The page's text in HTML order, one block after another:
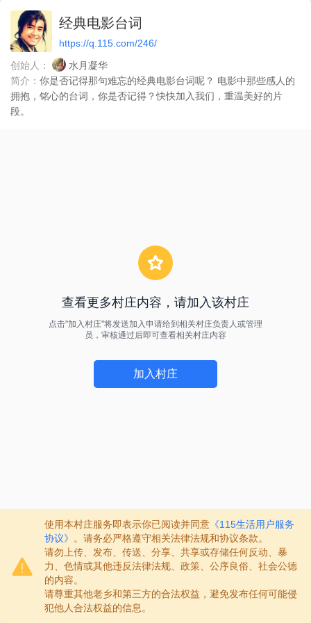
经典电影台词
https://q.115.com/246/
创始人：
水月凝华
简介： 你是否记得那句难忘的经典电影台词呢？ 电影中那些感人的
拥抱，铭心的台词，你是否记得？快快加入我们，重温美好的片
段。
查看更多村庄内容，请加入该村庄
点击"加入村庄"将发送加入申请给到相关村庄负责人或管理
员，审核通过后即可查看相关村庄内容
加入村庄
使用本村庄服务即表示你已阅读并同意 《115生活用户服务
协议》
。请务必严格遵守相关法律法规和协议条款。
请勿上传、发布、传送、分享、共享或存储任何反动、暴
力、色情或其他违反法律法规、政策、公序良俗、社会公德
的内容。
请尊重其他老乡和第三方的合法权益，避免发布任何可能侵
犯他人合法权益的信息。